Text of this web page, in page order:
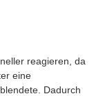
reagieren, da
eine
Dadurch